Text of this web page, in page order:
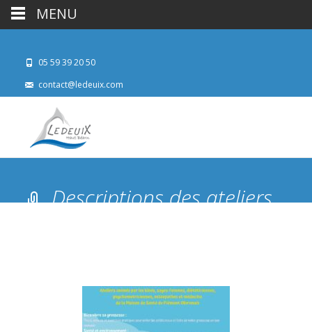
05 59 39 20 50
contact@ledeuix.com
Descriptions des ateliers
MENU